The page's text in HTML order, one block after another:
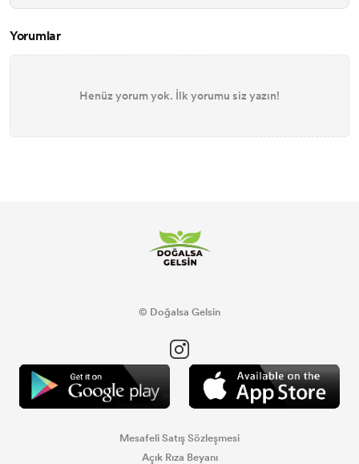
Yorumlar
Henüz yorum yok. İlk yorumu siz yazın!
© Doğalsa Gelsin
Mesafeli Satış Sözleşmesi
Açık Rıza Beyanı